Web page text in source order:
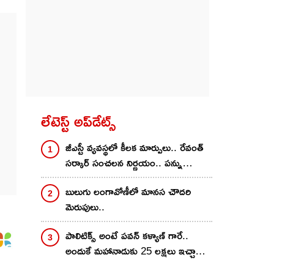
లేటెస్ట్ అప్‌డేట్స్
జీఎస్టీ వ్యవస్థలో కీలక మార్పులు.. రేవంత్
సర్కార్ సంచలన నిర్ణయం.. పన్ను
ఎగవేతదారులకు చెక్
బులుగు లంగావోణీలో మానస చౌదరి
మెరుపులు..
పాలిటిక్స్ అంటే పవన్ కళ్యాణ్ గారే..
అందుకే మహానాడుకు 25 లక్షలు ఇచ్చాను..